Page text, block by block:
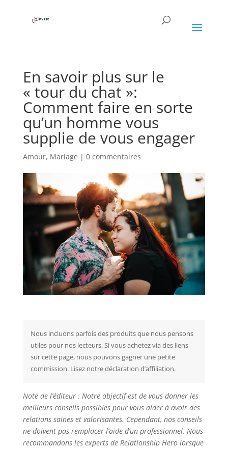
En savoir plus sur le
« tour du chat »:
Comment faire en sorte
qu’un homme vous
supplie de vous engager
Amour, Mariage | 0 commentaires
Nous incluons parfois des produits que nous pensons
utiles pour nos lecteurs. Si vous achetez via des liens
sur cette page, nous pouvons gagner une petite
commission. Lisez notre déclaration d’affiliation.
Note de l’éditeur : Notre objectif est de vous donner les
meilleurs conseils possibles pour vous aider à avoir des
relations saines et valorisantes. Cependant, nos conseils
ne doivent pas remplacer l’aide d’un professionnel. Nous
recommandons les experts de Relationship Hero lorsque